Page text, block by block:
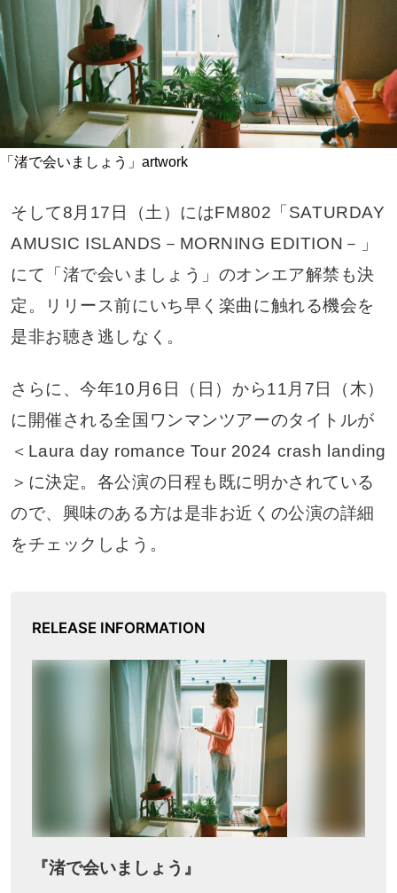
「渚で会いましょう」artwork
そして8月17日（土）にはFM802「SATURDAY
AMUSIC ISLANDS－MORNING EDITION－」
にて「渚で会いましょう」のオンエア解禁も決
定。リリース前にいち早く楽曲に触れる機会を
是非お聴き逃しなく。
さらに、今年10月6日（日）から11月7日（木）
に開催される全国ワンマンツアーのタイトルが
＜Laura day romance Tour 2024 crash landing
＞に決定。各公演の日程も既に明かされている
ので、興味のある方は是非お近くの公演の詳細
をチェックしよう。
RELEASE INFORMATION
『渚で会いましょう』